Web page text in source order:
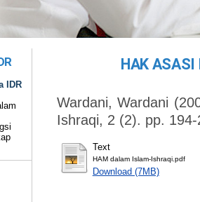
IDR
HAK
Wardani, Wardani
Ishraqi, 2 (2). pp.
Text
HAM dalam Islam-Ishraqi.pdf
Download (7MB)